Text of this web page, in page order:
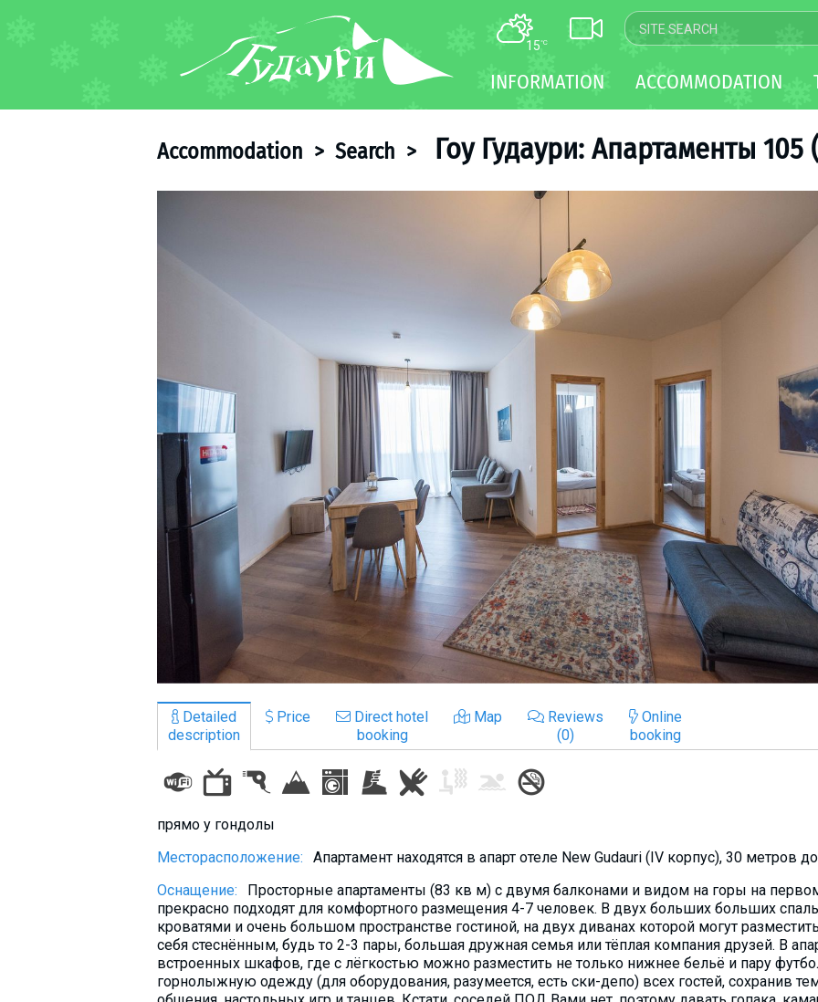
15°C
INFORMATION ACCOMMODATION
Accommodation > Search > Гоу Гудаури: Апартаменты 105
Detailed
description
Price
Direct hotel
booking
Map
Reviews
(0)
Online
booking
прямо у гондолы
Месторасположение:
Апартамент находятся в апарт отеле New Gudauri (IV корпус), 30 метров
Оснащение:
Просторные апартаменты (83 кв м) с двумя балконами и видом на горы на
прекрасно подходят для комфортного размещения 4-7 человек. В двух больших больших
кроватями и очень большом пространстве гостиной, на двух диванах которой могут
себя стеснённым, будь то 2-3 пары, большая дружная семья или тёплая компания друзей. В
встроенных шкафов, где с лёгкостью можно разместить не только нижнее бельё и пару
горнолыжную одежду (для оборудования, разумеется, есть ски-депо) всех гостей, сохранив
Join telegram
Gudauri
INFO
About Georgia
What to drink?
Mobile phones
Travel reports